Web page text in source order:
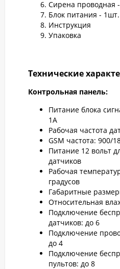
Сирена проводная
Блок питания - 1шт.
Инструкция
Упаковка
Технические
Контрольная панель:
Питание блока
1А
Рабочая частота
GSM частота: 900/
Питание 12 вольт
датчиков
Рабочая
градусов
Габаритные
Относительная
Подключение
датчиков: до 6
Подключение
до 4
Подключение
пультов: до 8